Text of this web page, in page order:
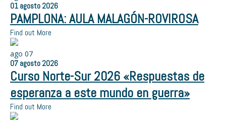
01 agosto 2026
PAMPLONA: AULA MALAGÓN-ROVIROSA
Find out More
ago 07
07 agosto 2026
Curso Norte-Sur 2026 «Respuestas de
esperanza a este mundo en guerra»
Find out More